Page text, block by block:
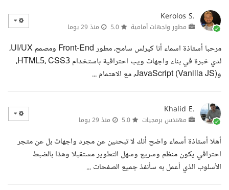
Kerolos S.
مطور واجهات أمامية منذ 29 يوما
مرحبا أستاذة اسماء أنا كيرلس سامح، مطور Front-End ومصمم UI/UX،
لدي خبرة في بناء واجهات ويب احترافية باستخدام HTML5، CSS3،
وJavaScript (Vanilla JS)، مع الاهتمام ...
Khalid E.
مهندس برمجيات منذ 29 يوما
أهلا أستاذة أسماء واضح أنك لا تبحثين عن مجرد واجهات بل عن متجر
احترافي يكون منظم وسريع وسهل التطوير مستقبلا وهذا بالضبط
الأسلوب الذي أعمل به سأنفذ جميع الصفحات ...